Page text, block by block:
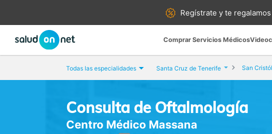
Regístrate yte regalamos
Comprar Servicios Médicos
Todas las especialidades Santa Cruz de Tenerife San
Consulta de Oftalmología
Centro Médico Massana